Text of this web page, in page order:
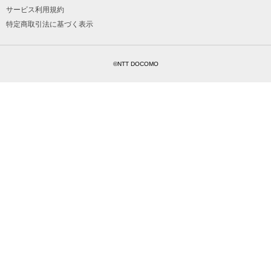
サービス利用規約
特定商取引法に基づく表示
©NTT DOCOMO